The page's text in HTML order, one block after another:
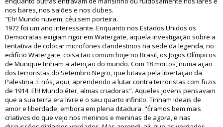
nos bares, nos salões e nos clubes.
"Eh! Mundo nuvem, céu sem porteira.
1972 foi um ano interessante. Enquanto nos Estados Unidos os
Democratas exigiam rigor em Watergate, aquela investigação sobre a
tentativa de colocar microfones clandestinos na sede da legenda, no
edifício Watergate, coisa tão comum hoje no Brasil, os Jogos Olímpicos
de Munique tinham a atenção do mundo. Com 18 mortos, numa ação
dos terroristas do Setembro Negro, que lutava pela libertação da
Palestina. E nós, aqui, aprendendo a lutar contra terroristas com fuzis
de 1914. Eh! Mundo éter, almas criadoras". Aqueles jovens pensavam
que a sua terra era livre e o seu quarto infinito. Tinham ideais de
amor e liberdade, embora em plena ditadura. "Éramos bem mais
criativos do que vejo nos meninos e meninas de agora, e nas